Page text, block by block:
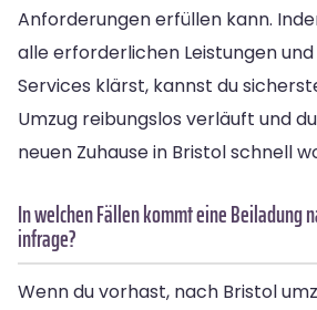
Anforderungen erfüllen kann.
alle erforderlichen Leistungen
Services klärst, kannst du
Umzug reibungslos verläuft und
neuen Zuhause in Bristol schnell
In welchen Fällen kommt eine Beiladung
infrage?
Wenn du vorhast, nach Bristol